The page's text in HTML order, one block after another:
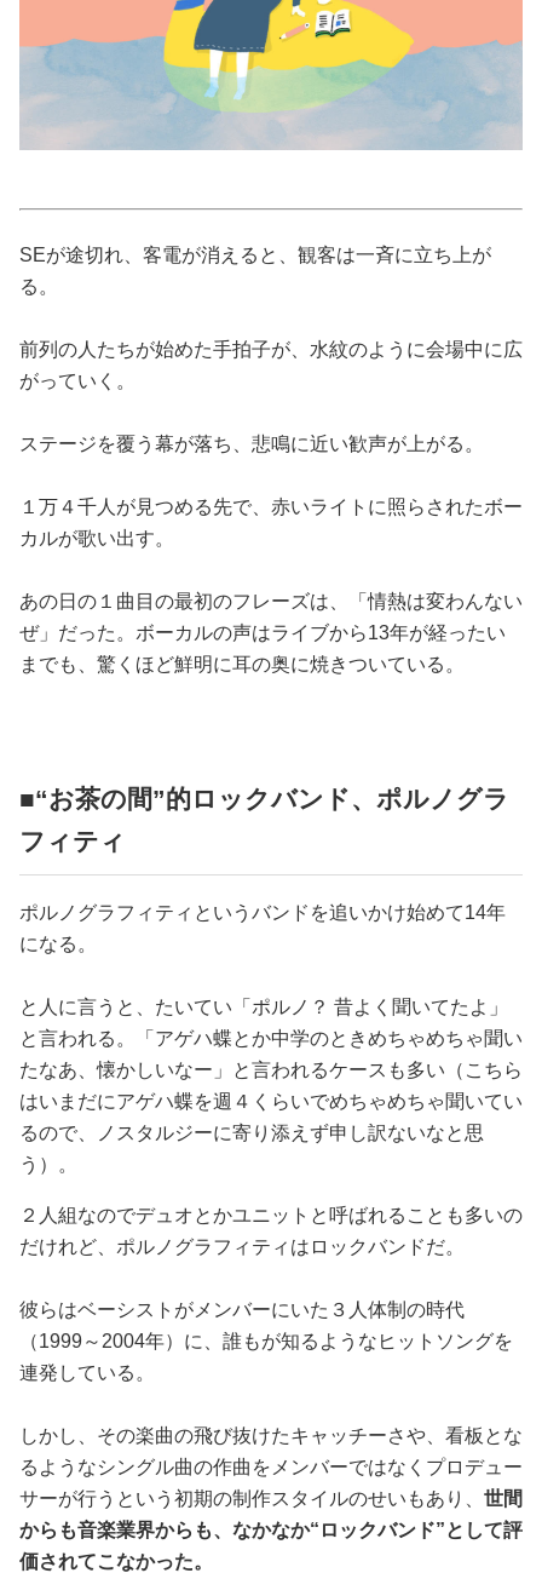
トラベル
カルチャー/エンタメ
性と愛
ゲーム
SEが途切れ、客電が消えると、観客は一斉に立ち上が
る。
前列の人たちが始めた手拍子が、水紋のように会場中に広
がっていく。
ステージを覆う幕が落ち、悲鳴に近い歓声が上がる。
１万４千人が見つめる先で、赤いライトに照らされたボー
カルが歌い出す。
あの日の１曲目の最初のフレーズは、「情熱は変わんない
ぜ」だった。ボーカルの声はライブから13年が経ったい
までも、驚くほど鮮明に耳の奥に焼きついている。
■“お茶の間”的ロックバンド、ポルノグラ
フィティ
ポルノグラフィティというバンドを追いかけ始めて14年
になる。
と人に言うと、たいてい「ポルノ？ 昔よく聞いてたよ」
と言われる。「アゲハ蝶とか中学のときめちゃめちゃ聞い
たなあ、懐かしいなー」と言われるケースも多い（こちら
はいまだにアゲハ蝶を週４くらいでめちゃめちゃ聞いてい
るので、ノスタルジーに寄り添えず申し訳ないなと思
う）。
２人組なのでデュオとかユニットと呼ばれることも多いの
だけれど、ポルノグラフィティはロックバンドだ。
彼らはベーシストがメンバーにいた３人体制の時代
（1999～2004年）に、誰もが知るようなヒットソングを
連発している。
しかし、その楽曲の飛び抜けたキャッチーさや、看板とな
るようなシングル曲の作曲をメンバーではなくプロデュー
サーが行うという初期の制作スタイルのせいもあり、 世間
からも音楽業界からも、なかなか“ロックバンド”として評
価されてこなかった。